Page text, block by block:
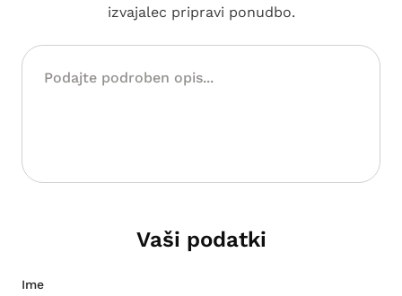
izvajalec pripravi ponudbo.
Vaši podatki
Ime